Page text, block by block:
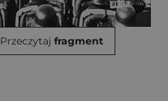
Przeczytaj fragment